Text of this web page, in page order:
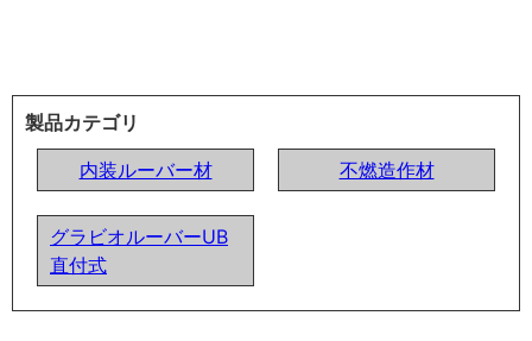
製品カテゴリ
内装ルーバー材
不燃造作材
グラビオルーバーUB
直付式